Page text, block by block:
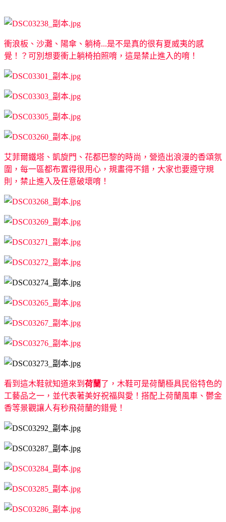
衝浪板、沙灘、陽傘、躺椅...是不是真的很有夏威夷的感
覺！？可別想要衝上躺椅拍照唷，這是禁止進入的唷！
艾菲爾鐵塔、凱旋門、花都巴黎的時尚，營造出浪漫的香頌氛
圍，每一區都布置得很用心，規畫得不錯，大家也要遵守規
則，禁止進入及任意破壞唷！
看到這木鞋就知道來到 荷蘭了，木鞋可是荷蘭極具民俗特色的
工藝品之一，並代表著美好祝福與愛！搭配上荷蘭風車、鬱金
香等景觀讓人有秒飛荷蘭的錯覺！